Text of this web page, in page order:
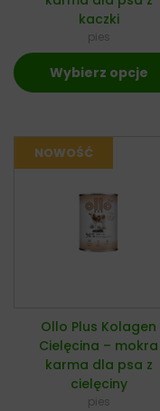
kaczki
pies
Wybierz opcje
Ollo Plus Kolagen
Cielęcina – mokra
karma dla psa z
cielęciny
pies